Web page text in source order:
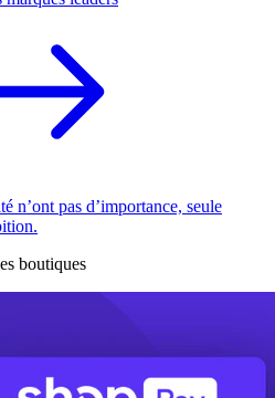
n’ont pas d’importance, seule
boutiques